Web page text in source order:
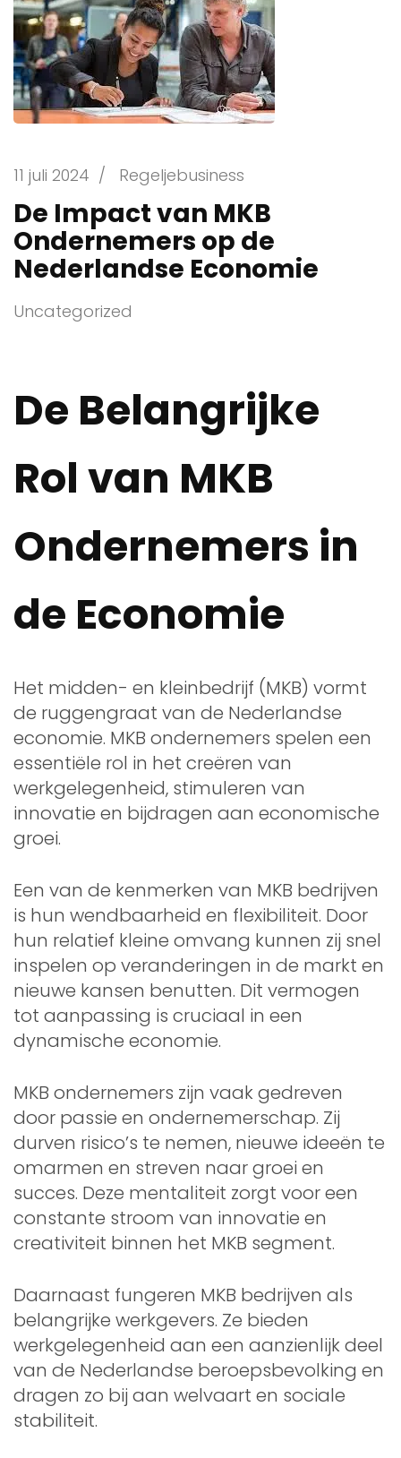
11 juli 2024 / Regeljebusiness
De Impact van MKB
Ondernemers op de
Nederlandse Economie
Uncategorized
De Belangrijke
Rol van MKB
Ondernemers in
de Economie
Het midden- en kleinbedrijf (MKB) vormt
de ruggengraat van de Nederlandse
economie. MKB ondernemers spelen een
essentiële rol in het creëren van
werkgelegenheid, stimuleren van
innovatie en bijdragen aan economische
groei.
Een van de kenmerken van MKB bedrijven
is hun wendbaarheid en flexibiliteit. Door
hun relatief kleine omvang kunnen zij snel
inspelen op veranderingen in de markt en
nieuwe kansen benutten. Dit vermogen
tot aanpassing is cruciaal in een
dynamische economie.
MKB ondernemers zijn vaak gedreven
door passie en ondernemerschap. Zij
durven risico’s te nemen, nieuwe ideeën te
omarmen en streven naar groei en
succes. Deze mentaliteit zorgt voor een
constante stroom van innovatie en
creativiteit binnen het MKB segment.
Daarnaast fungeren MKB bedrijven als
belangrijke werkgevers. Ze bieden
werkgelegenheid aan een aanzienlijk deel
van de Nederlandse beroepsbevolking en
dragen zo bij aan welvaart en sociale
stabiliteit.